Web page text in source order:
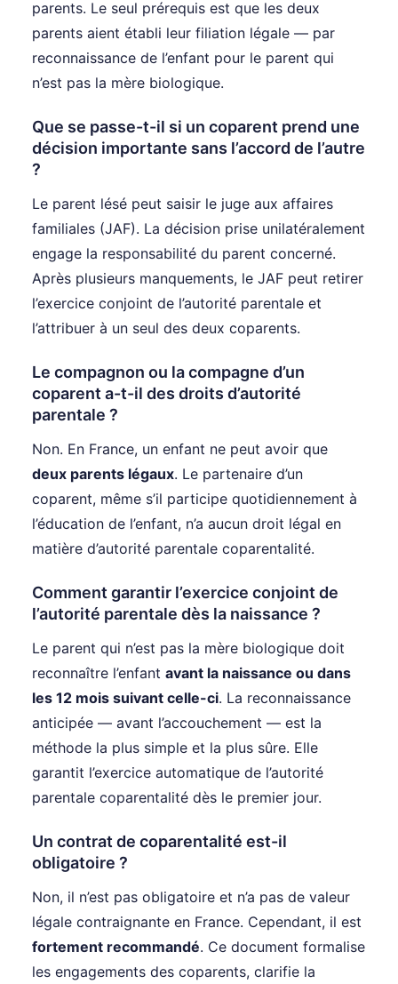
parents. Le seul prérequis est que les deux
parents aient établi leur filiation légale — par
reconnaissance de l’enfant pour le parent qui
n’est pas la mère biologique.
Que se passe-t-il si un coparent prend une
décision importante sans l’accord de l’autre
?
Le parent lésé peut saisir le juge aux affaires
familiales (JAF). La décision prise unilatéralement
engage la responsabilité du parent concerné.
Après plusieurs manquements, le JAF peut retirer
l’exercice conjoint de l’autorité parentale et
l’attribuer à un seul des deux coparents.
Le compagnon ou la compagne d’un
coparent a-t-il des droits d’autorité
parentale ?
Non. En France, un enfant ne peut avoir que
deux parents légaux. Le partenaire d’un
coparent, même s’il participe quotidiennement à
l’éducation de l’enfant, n’a aucun droit légal en
matière d’autorité parentale coparentalité.
Comment garantir l’exercice conjoint de
l’autorité parentale dès la naissance ?
Le parent qui n’est pas la mère biologique doit
reconnaître l’enfant avant la naissance ou dans
les 12 mois suivant celle-ci. La reconnaissance
anticipée — avant l’accouchement — est la
méthode la plus simple et la plus sûre. Elle
garantit l’exercice automatique de l’autorité
parentale coparentalité dès le premier jour.
Un contrat de coparentalité est-il
obligatoire ?
Non, il n’est pas obligatoire et n’a pas de valeur
légale contraignante en France. Cependant, il est
fortement recommandé. Ce document formalise
les engagements des coparents, clarifie la